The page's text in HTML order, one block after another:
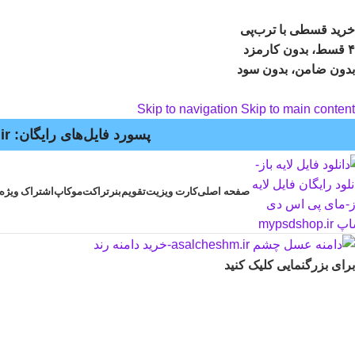
خرید قسطی با ترب‌پی
۴ قسط، بدون کارمزد
بدون ضامن، بدون سود
Skip to navigation Skip to main content
پسورد فایل‌های رایگان: mypsdshop.ir - پشتیبانی: arshiya_ag@yahoo.com
صفحه اصلیکارت ویزیتتقویمبنر تراکتموکاپ اشتراک ویژه
برای بزرگنمایی کلیک کنید